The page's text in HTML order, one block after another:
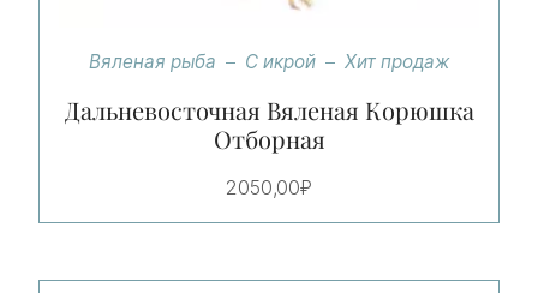
Вяленая рыба С икрой Хит продаж
Дальневосточная Вяленая Корюшка
Отборная
2050,00₽